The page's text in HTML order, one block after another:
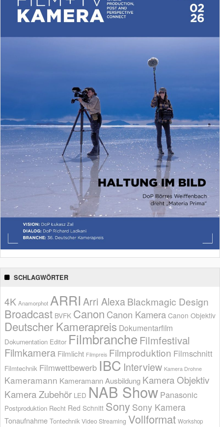
SCHLAGWÖRTER
4K Anamorphot ARRI Arri AlexaBlackmagic Design
Broadcast BVFK Canon Canon Kamera Canon Objektiv
Deutscher Kamerapreis Dokumentarfilm
Dokumentation Editor Filmbranche Filmfestival
Filmkamera Filmlicht Filmpreis Filmproduktion Filmschnitt
Filmtechnik Filmwettbewerb IBC Interview Kamera Drohne
Kameramann Kameramann Ausbildung Kamera Objektiv
Kamera Zubehör LED NAB Show Panasonic
Postproduktion Recht Red Schnitt Sony Sony Kamera
Tonaufnahme Tontechnik Video Streaming Vollformat Workshop